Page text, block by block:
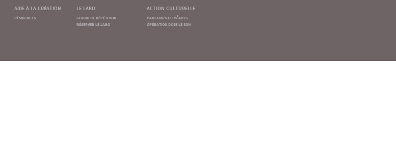
aide à la création
résidences
le labo
studio de répétition
réserver le labo
action culturelle
parcours clus'arts
opération dose le son